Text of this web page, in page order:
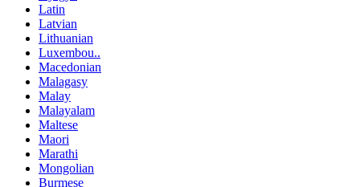
Latin
Latvian
Lithuanian
Luxembou..
Macedonian
Malagasy
Malay
Malayalam
Maltese
Maori
Marathi
Mongolian
Burmese